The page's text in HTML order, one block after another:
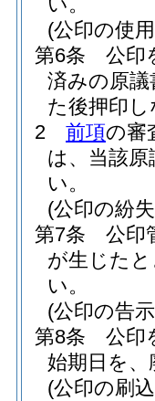
(公印の使
第6条
公印
済みの原
た後押印
2
前項の審
は、当該
い。
(公印の紛
第7条
公印
が生じた
い。
(公印の告
第8条
公印
始期日を
(公印の刷